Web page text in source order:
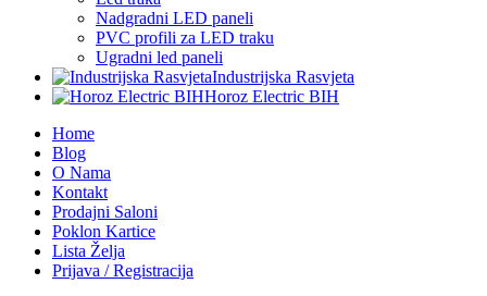
Nadgradni LED paneli
PVC profili za LED traku
Ugradni led paneli
Industrijska Rasvjeta
Horoz Electric BIH
Home
Blog
O Nama
Kontakt
Prodajni Saloni
Poklon Kartice
Lista Želja
Prijava / Registracija